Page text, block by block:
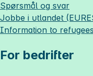
Spørsmål og svar
Jobbe i utlandet
Information to
For bedrifter